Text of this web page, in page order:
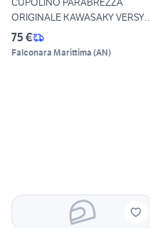
ORIGINALE KAWASAKY VERSYS
650
75 €
Falconara Marittima (AN)